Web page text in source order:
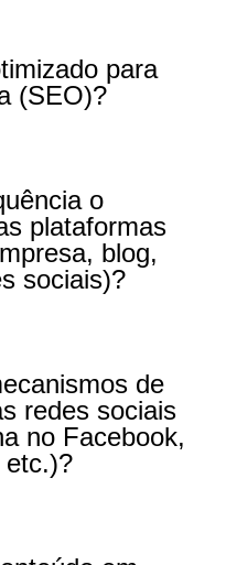
importantes
para
(SEO)?
o
plataformas
blog,
sociais)?
de
redes sociais
no Facebook,
etc.)?